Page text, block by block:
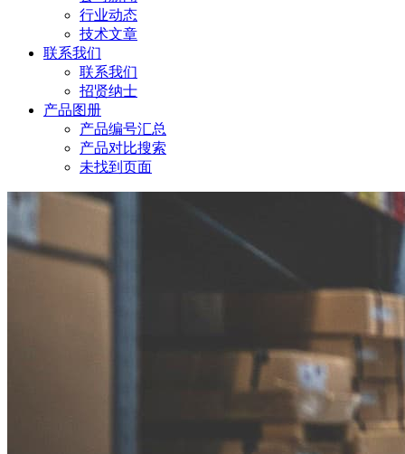
行业动态
技术文章
联系我们
联系我们
招贤纳士
产品图册
产品编号汇总
产品对比搜索
未找到页面